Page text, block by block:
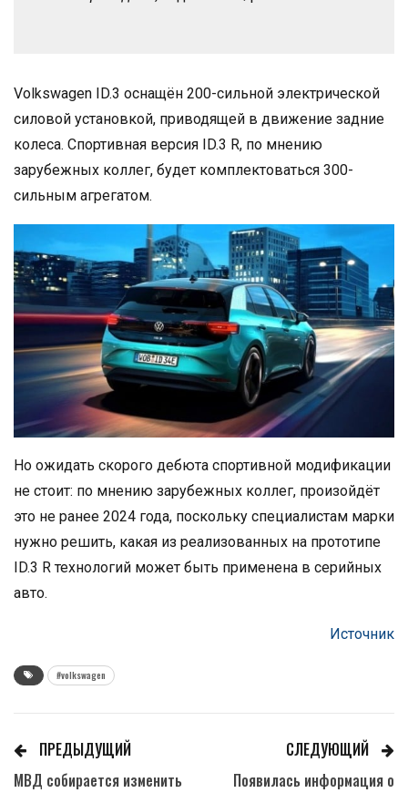
Volkswagen ID.3 оснащён 200-сильной электрической
силовой установкой, приводящей в движение задние
колеса. Спортивная версия ID.3 R, по мнению
зарубежных коллег, будет комплектоваться 300-
сильным агрегатом.
Но ожидать скорого дебюта спортивной модификации
не стоит: по мнению зарубежных коллег, произойдёт
это не ранее 2024 года, поскольку специалистам марки
нужно решить, какая из реализованных на прототипе
ID.3 R технологий может быть применена в серийных
авто.
Источник
#volkswagen
ПРЕДЫДУЩИЙ
МВД собирается изменить
СЛЕДУЮЩИЙ
Появилась информация о